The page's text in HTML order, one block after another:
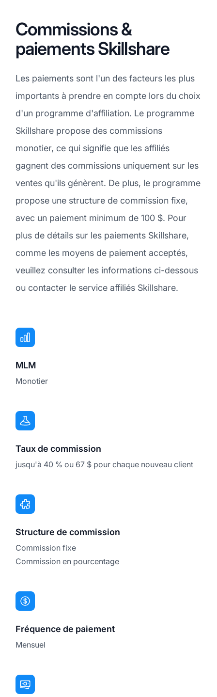
Commissions &
paiements Skillshare
Les paiements sont l'un des facteurs les plus
importants à prendre en compte lors du choix
d'un programme d'affiliation. Le programme
Skillshare propose des commissions
monotier, ce qui signifie que les affiliés
gagnent des commissions uniquement sur les
ventes qu'ils génèrent. De plus, le programme
propose une structure de commission fixe,
avec un paiement minimum de 100 $. Pour
plus de détails sur les paiements Skillshare,
comme les moyens de paiement acceptés,
veuillez consulter les informations ci-dessous
ou contacter le service affiliés Skillshare.
MLM
Monotier
Taux de commission
jusqu'à 40 % ou 67 $ pour chaque nouveau client
Structure de commission
Commission fixe
Commission en pourcentage
Fréquence de paiement
Mensuel